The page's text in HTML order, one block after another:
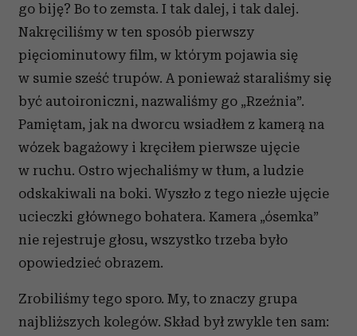
go biję? Bo to zemsta. I tak dalej, i tak dalej.
Nakręciliśmy w ten sposób pierwszy
pięciominutowy film, w którym pojawia się
w sumie sześć trupów. A ponieważ staraliśmy się
być autoironiczni, nazwaliśmy go „Rzeźnia”.
Pamiętam, jak na dworcu wsiadłem z kamerą na
wózek bagażowy i kręciłem pierwsze ujęcie
w ruchu. Ostro wjechaliśmy w tłum, a ludzie
odskakiwali na boki. Wyszło z tego niezłe ujęcie
ucieczki głównego bohatera. Kamera „ósemka”
nie rejestruje głosu, wszystko trzeba było
opowiedzieć obrazem.
Zrobiliśmy tego sporo. My, to znaczy grupa
najbliższych kolegów. Skład był zwykle ten sam: